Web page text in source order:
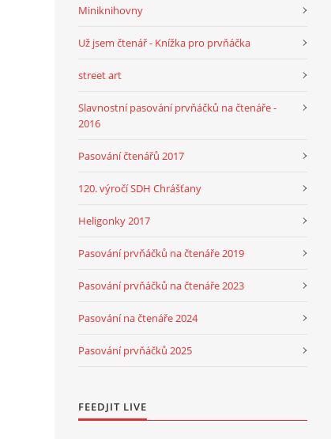
Miniknihovny
Už jsem čtenář - Knížka pro prvňáčka
street art
Slavnostní pasování prvňáčků na čtenáře -
2016
Pasování čtenářů 2017
120. výročí SDH Chrášťany
Heligonky 2017
Pasování prvňáčků na čtenáře 2019
Pasování prvňáčků na čtenáře 2023
Pasování na čtenáře 2024
Pasování prvňáčků 2025
FEEDJIT LIVE